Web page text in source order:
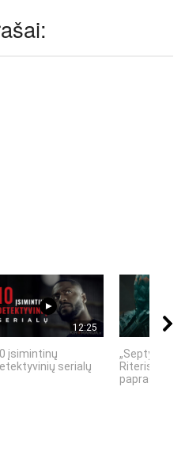
12:25
įsimintinų
serialų
„Septynių
Riteris" – kai